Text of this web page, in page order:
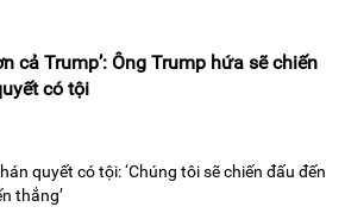
cả Trump’: Ông Trump hứa sẽ chiến
có tội